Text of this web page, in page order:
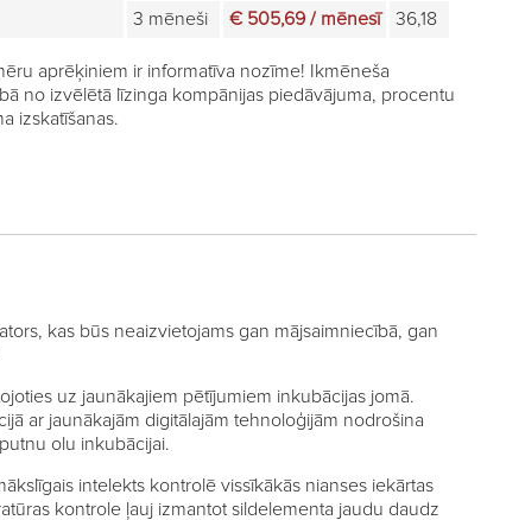
3 mēneši € 505,69 / mēnesī 36,18
aprēķiniem ir informatīva nozīme! Ikmēneša
no izvēlētā līzinga kompānijas piedāvājuma, procentu
izskatīšanas.
kas būs neaizvietojams gan mājsaimniecībā, gan
uz jaunākajiem pētījumiem inkubācijas jomā.
ar jaunākajām digitālajām tehnoloģijām nodrošina
olu inkubācijai.
intelekts kontrolē vissīkākās nianses iekārtas
kontrole ļauj izmantot sildelementa jaudu daudz